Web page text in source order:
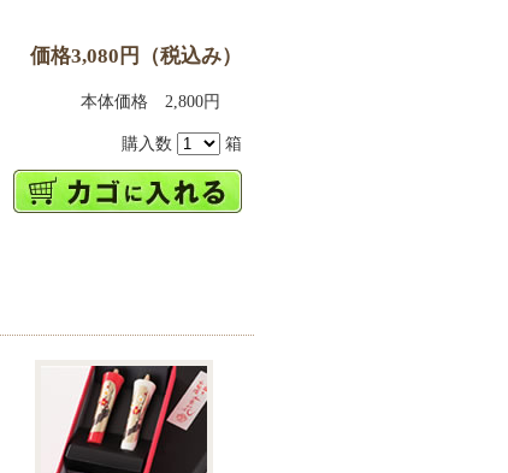
価格3,080円（税込み）
本体価格 2,800円
購入数 箱